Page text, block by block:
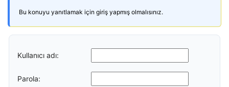
Bu konuyu yanıtlamak için giriş yapmış olmalısınız.
Kullanıcı adı:
Parola: